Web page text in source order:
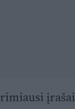
įrašai